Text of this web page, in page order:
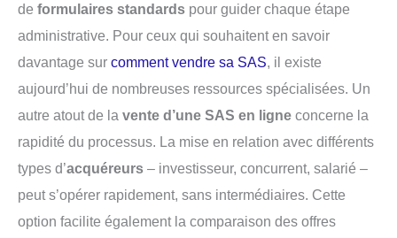
de formulaires standards pour guider chaque étape
administrative. Pour ceux qui souhaitent en savoir
davantage sur comment vendre sa SAS, il existe
aujourd’hui de nombreuses ressources spécialisées. Un
autre atout de la vente d’une SAS en ligne concerne la
rapidité du processus. La mise en relation avec différents
types d’acquéreurs – investisseur, concurrent, salarié –
peut s’opérer rapidement, sans intermédiaires. Cette
option facilite également la comparaison des offres